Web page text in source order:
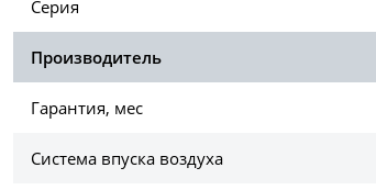
Серия
Производитель
Гарантия, мес
Система впуска воздуха